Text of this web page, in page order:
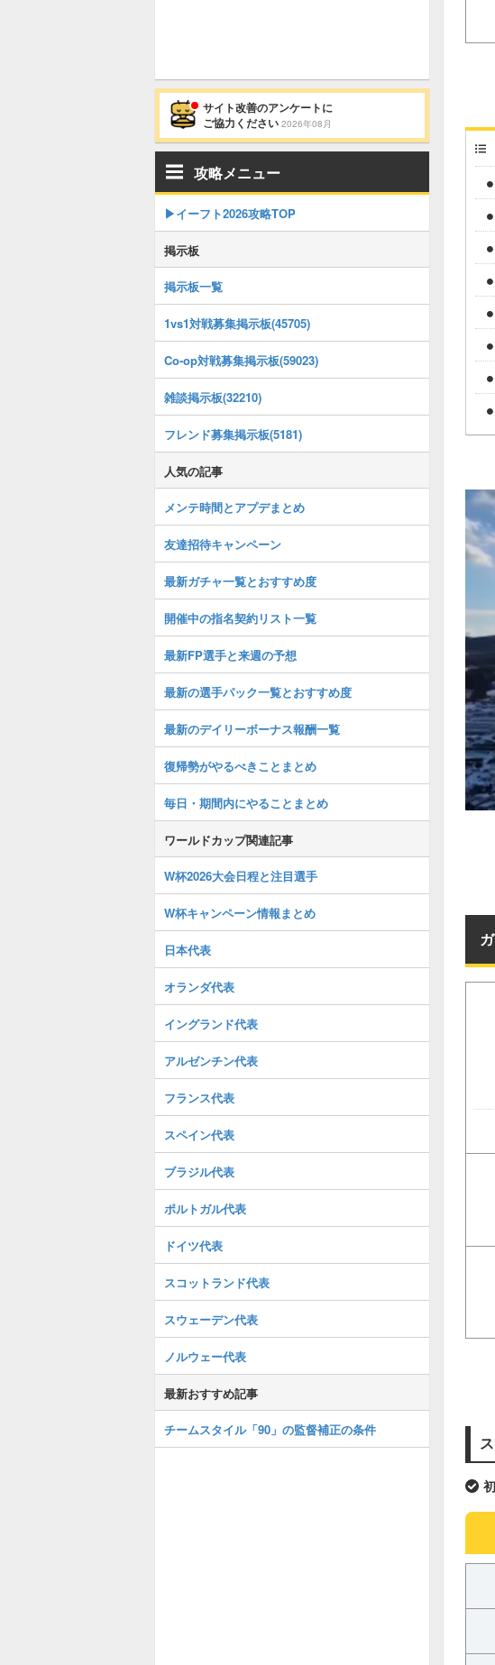
サイト改善のアンケートに
ご協力ください 2026年08月
攻略メニュー
▶イーフト2026攻略TOP
掲示板
掲示板一覧
1vs1対戦募集掲示板(45705)
Co-op対戦募集掲示板(59023)
雑談掲示板(32210)
フレンド募集掲示板(5181)
人気の記事
メンテ時間とアプデまとめ
友達招待キャンペーン
最新ガチャ一覧とおすすめ度
開催中の指名契約リスト一覧
最新FP選手と来週の予想
最新の選手パック一覧とおすすめ度
最新のデイリーボーナス報酬一覧
復帰勢がやるべきことまとめ
毎日・期間内にやることまとめ
ワールドカップ関連記事
W杯2026大会日程と注目選手
W杯キャンペーン情報まとめ
日本代表
オランダ代表
イングランド代表
アルゼンチン代表
フランス代表
スペイン代表
ブラジル代表
ポルトガル代表
ドイツ代表
スコットランド代表
スウェーデン代表
ノルウェー代表
最新おすすめ記事
チームスタイル「90」の監督補正の条件